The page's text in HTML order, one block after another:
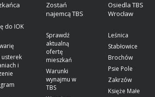
do IOK
usterek
i
Zostań
najemcą TBS
Sprawdź
aktualną
ofertę
mieszkań
Warunki
wynajmu w
TBS
Osiedla TBS
Wrocław
Leśnica
Stabłowice
Brochów
Psie Pole
Zakrzów
Księże Małe